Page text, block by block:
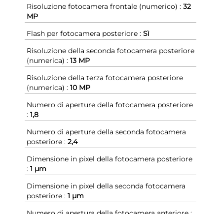
Risoluzione fotocamera frontale (numerico) : 32
MP
Flash per fotocamera posteriore : Sì
Risoluzione della seconda fotocamera posteriore
(numerica) : 13 MP
Risoluzione della terza fotocamera posteriore
(numerica) : 10 MP
Numero di aperture della fotocamera posteriore
: 1,8
Numero di aperture della seconda fotocamera
posteriore : 2,4
Dimensione in pixel della fotocamera posteriore
: 1 µm
Dimensione in pixel della seconda fotocamera
posteriore : 1 µm